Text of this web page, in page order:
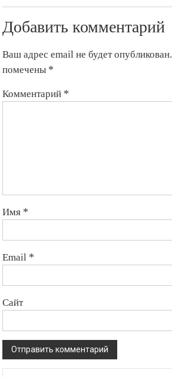
Добавить комментарий
Ваш адрес email не будет опубликован.
помечены *
Комментарий *
Имя *
Email *
Сайт